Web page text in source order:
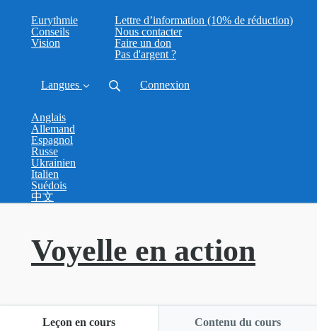
Eurythmie
Conseils
Vision
Lettre d’information (10% de réduction)
Nous contacter
Faire un don
Pas d'argent ?
Langues
Anglais
Allemand
Espagnol
Russe
Ukrainien
Italien
Suédois
中文
Connexion
Voyelle en action
Leçon en cours Contenu du cours